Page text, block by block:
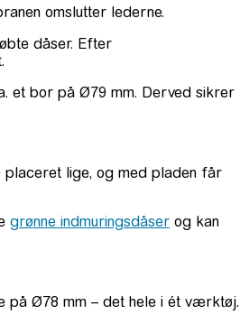
omslutter lederne.
dåser. Efter
et bor på Ø79 mm. Derved sikrer
lige, og med pladen får
grønne indmuringsdåser og kan
Ø78 mm – det hele i ét værktøj.